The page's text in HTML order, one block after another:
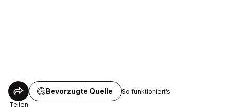
Teilen
Bevorzugte Quelle So funktioniert’s